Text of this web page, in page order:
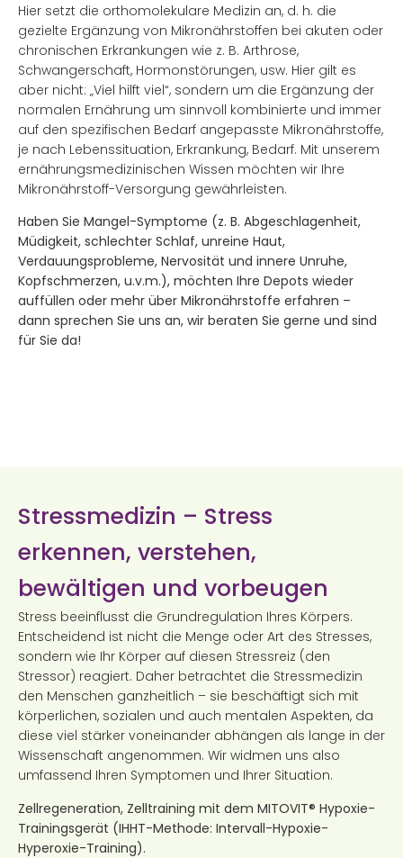
Hier setzt die orthomolekulare Medizin an, d. h. die
gezielte Ergänzung von Mikronährstoffen bei akuten oder
chronischen Erkrankungen wie z. B. Arthrose,
Schwangerschaft, Hormonstörungen, usw. Hier gilt es
aber nicht: „Viel hilft viel“, sondern um die Ergänzung der
normalen Ernährung um sinnvoll kombinierte und immer
auf den spezifischen Bedarf angepasste Mikronährstoffe,
je nach Lebenssituation, Erkrankung, Bedarf. Mit unserem
ernährungsmedizinischen Wissen möchten wir Ihre
Mikronährstoff-Versorgung gewährleisten.
Haben Sie Mangel-Symptome (z. B. Abgeschlagenheit,
Müdigkeit, schlechter Schlaf, unreine Haut,
Verdauungsprobleme, Nervosität und innere Unruhe,
Kopfschmerzen, u.v.m.), möchten Ihre Depots wieder
auffüllen oder mehr über Mikronährstoffe erfahren –
dann sprechen Sie uns an, wir beraten Sie gerne und sind
für Sie da!
Stressmedizin – Stress
erkennen, verstehen,
bewältigen und vorbeugen
Stress beeinflusst die Grundregulation Ihres Körpers.
Entscheidend ist nicht die Menge oder Art des Stresses,
sondern wie Ihr Körper auf diesen Stressreiz (den
Stressor) reagiert. Daher betrachtet die Stressmedizin
den Menschen ganzheitlich – sie beschäftigt sich mit
körperlichen, sozialen und auch mentalen Aspekten, da
diese viel stärker voneinander abhängen als lange in der
Wissenschaft angenommen. Wir widmen uns also
umfassend Ihren Symptomen und Ihrer Situation.
Zellregeneration, Zelltraining mit dem MITOVIT® Hypoxie-
Trainingsgerät (IHHT-Methode: Intervall-Hypoxie-
Hyperoxie-Training).